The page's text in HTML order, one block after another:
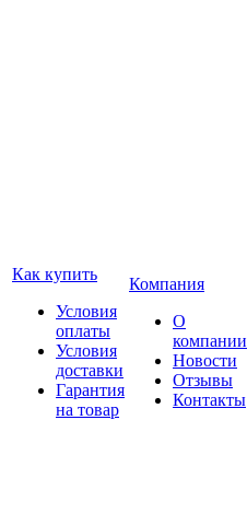
Как купить
Условия
оплаты
Условия
доставки
Гарантия
на товар
Компания
О
компании
Новости
Отзывы
Контакты